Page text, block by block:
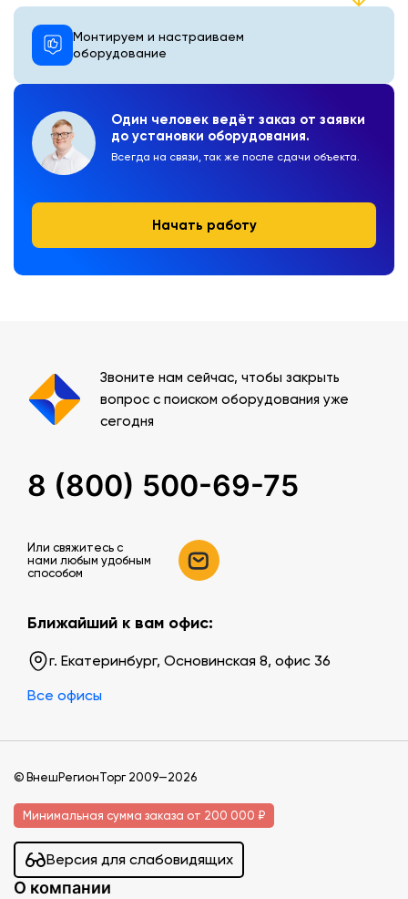
Один человек ведёт заказ от заявки
до установки оборудования.
Всегда на связи, так же после сдачи объекта.
Начать работу
Монтируем и настраиваем
оборудование
Звоните нам сейчас, чтобы закрыть
вопрос с поиском оборудования уже
сегодня
8 (800) 500-69-75
Или свяжитесь c
нами любым удобным
способом
Ближайший к вам офис:
г. Екатеринбург, Основинская 8, офис 36
Все офисы
© ВнешРегионТорг 2009—2026
Минимальная сумма заказа от 200 000 ₽
Версия для слабовидящих
О компании